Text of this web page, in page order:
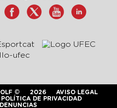
© 2026
AVISO LEGAL
POLÍTICA DE PRIVACIDAD